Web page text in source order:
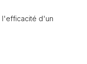
l'efficacité d'un